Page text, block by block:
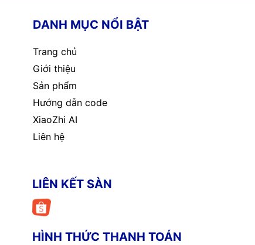
DANH MỤC NỔI BẬT
Trang chủ
Giới thiệu
Sản phẩm
Hướng dẫn code
XiaoZhi AI
Liên hệ
LIÊN KẾT SÀN
HÌNH THỨC THANH TOÁN